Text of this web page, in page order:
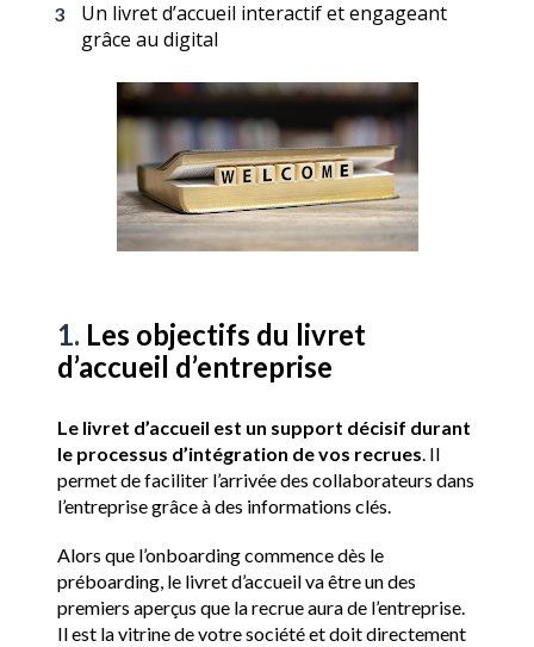
Un livret d’accueil interactif et engageant
grâce au digital
1. Les objectifs du livret
d’accueil d’entreprise
Le livret d’accueil est un support décisif durant
le processus d’intégration de vos recrues. Il
permet de faciliter l’arrivée des collaborateurs dans
l’entreprise grâce à des informations clés.
Alors que l’onboarding commence dès le
préboarding, le livret d’accueil va être un des
premiers aperçus que la recrue aura de l’entreprise.
Il est la vitrine de votre société et doit directement